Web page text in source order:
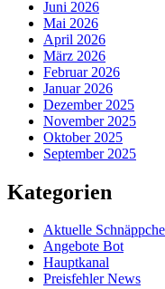
Juni 2026
Mai 2026
April 2026
März 2026
Februar 2026
Januar 2026
Dezember 2025
November 2025
Oktober 2025
September 2025
Kategorien
Aktuelle
Angebote Bot
Hauptkanal
Preisfehler News